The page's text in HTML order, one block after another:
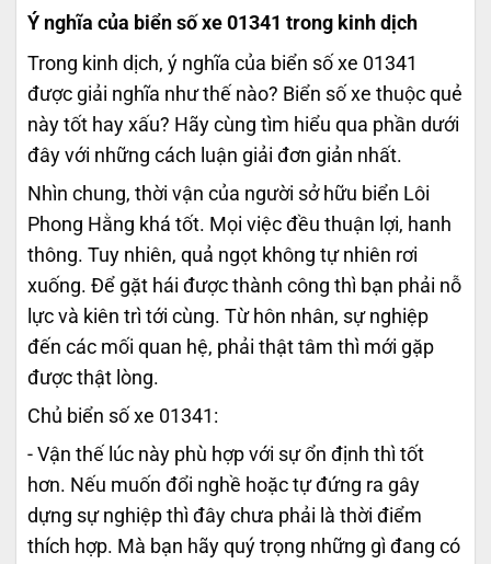
Ý nghĩa của biển số xe 01341 trong kinh dịch
Trong kinh dịch, ý nghĩa của biển số xe 01341
được giải nghĩa như thế nào? Biển số xe thuộc quẻ
này tốt hay xấu? Hãy cùng tìm hiểu qua phần dưới
đây với những cách luận giải đơn giản nhất.
Nhìn chung, thời vận của người sở hữu biển Lôi
Phong Hằng khá tốt. Mọi việc đều thuận lợi, hanh
thông. Tuy nhiên, quả ngọt không tự nhiên rơi
xuống. Để gặt hái được thành công thì bạn phải nỗ
lực và kiên trì tới cùng. Từ hôn nhân, sự nghiệp
đến các mối quan hệ, phải thật tâm thì mới gặp
được thật lòng.
Chủ biển số xe 01341:
- Vận thế lúc này phù hợp với sự ổn định thì tốt
hơn. Nếu muốn đổi nghề hoặc tự đứng ra gây
dựng sự nghiệp thì đây chưa phải là thời điểm
thích hợp. Mà bạn hãy quý trọng những gì đang có